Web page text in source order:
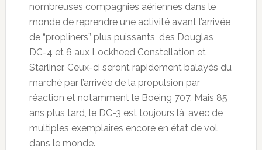
nombreuses compagnies aériennes dans le
monde de reprendre une activité avant l’arrivée
de “propliners” plus puissants, des Douglas
DC-4 et 6 aux Lockheed Constellation et
Starliner. Ceux-ci seront rapidement balayés du
marché par l’arrivée de la propulsion par
réaction et notamment le Boeing 707. Mais 85
ans plus tard, le DC-3 est toujours là, avec de
multiples exemplaires encore en état de vol
dans le monde.